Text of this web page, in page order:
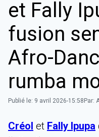
et Fally
fusion
Afro-
rumba
Publié le: 9 avril 2026-15:58 Par:
Créol et Fally Ipupa